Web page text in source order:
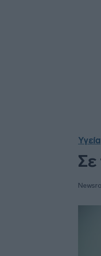
Υγεία
Σε